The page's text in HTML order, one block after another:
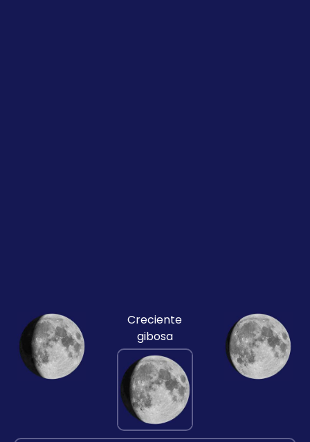
Creciente
gibosa